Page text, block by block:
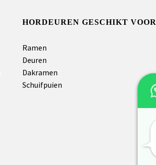
HORDEUREN GESCHIKT VOOR
Ramen
Deuren
Dakramen
Schuifpuien